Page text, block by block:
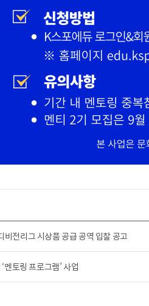
전리그 시상품 공급 공역 입찰 공고
토링 프로그램’ 사업